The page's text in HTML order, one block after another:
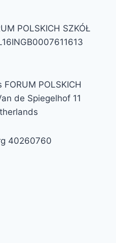
POLSKICH SZKÓŁ
POLSKICH
de Spiegelhof 11
40260760